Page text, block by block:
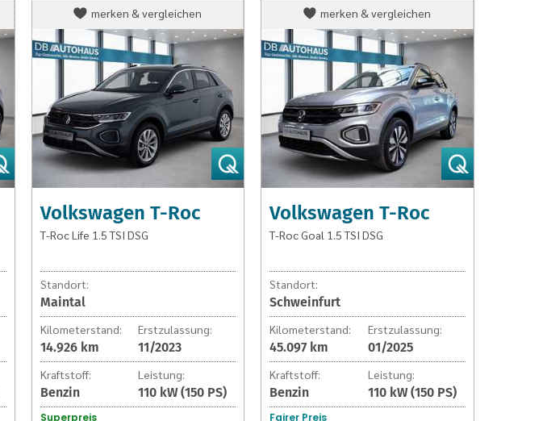
Volkswagen
T-
Roc
T-
Roc
Life
1.5
TSI
DSG
merken & vergleichen
Volkswagen T-Roc
T-Roc Life 1.5 TSI DSG
Standort:
Maintal
Kilometerstand:
14.926 km
Erstzulassung:
11/2023
Kraftstoff:
Benzin
Leistung:
110 kW (150 PS)
Superpreis
Volkswagen
T-
Roc
T-
Roc
Goal
1.5
TSI
DSG
merken & vergleichen
Volkswagen T-Roc
T-Roc Goal 1.5 TSI DSG
Standort:
Schweinfurt
Kilometerstand:
45.097 km
Erstzulassung:
01/2025
Kraftstoff:
Benzin
Leistung:
110 kW (150 PS)
Fairer Preis